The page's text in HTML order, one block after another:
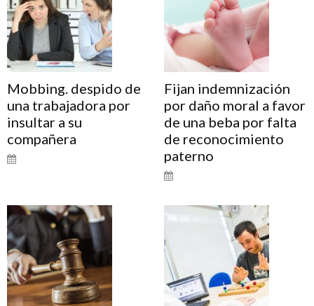
Mobbing. despido de
una trabajadora por
insultar a su
compañera
Fijan indemnización
por daño moral a favor
de una beba por falta
de reconocimiento
paterno